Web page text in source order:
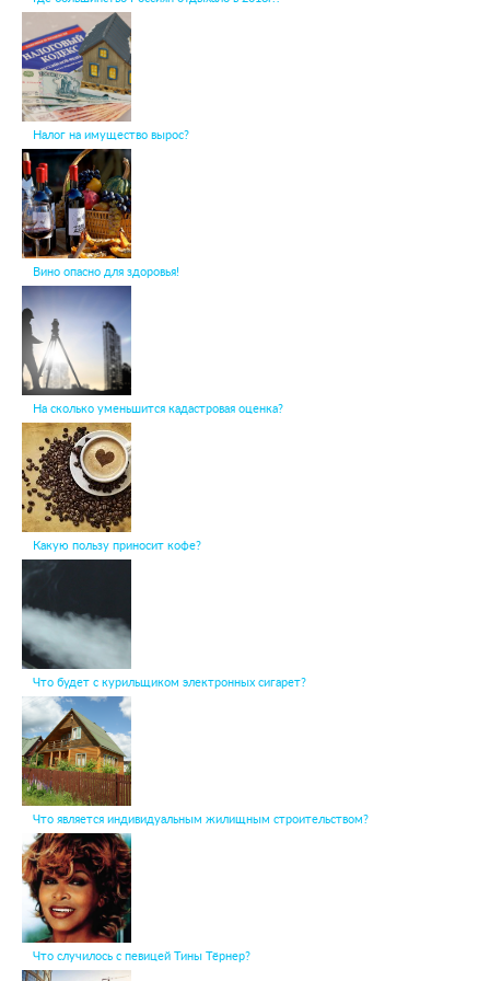
Налог на имущество вырос?
Вино опасно для здоровья!
На сколько уменьшится кадастровая оценка?
Какую пользу приносит кофе?
Что будет с курильщиком электронных сигарет?
Что является индивидуальным жилищным строительством?
Что случилось с певицей Тины Тёрнер?